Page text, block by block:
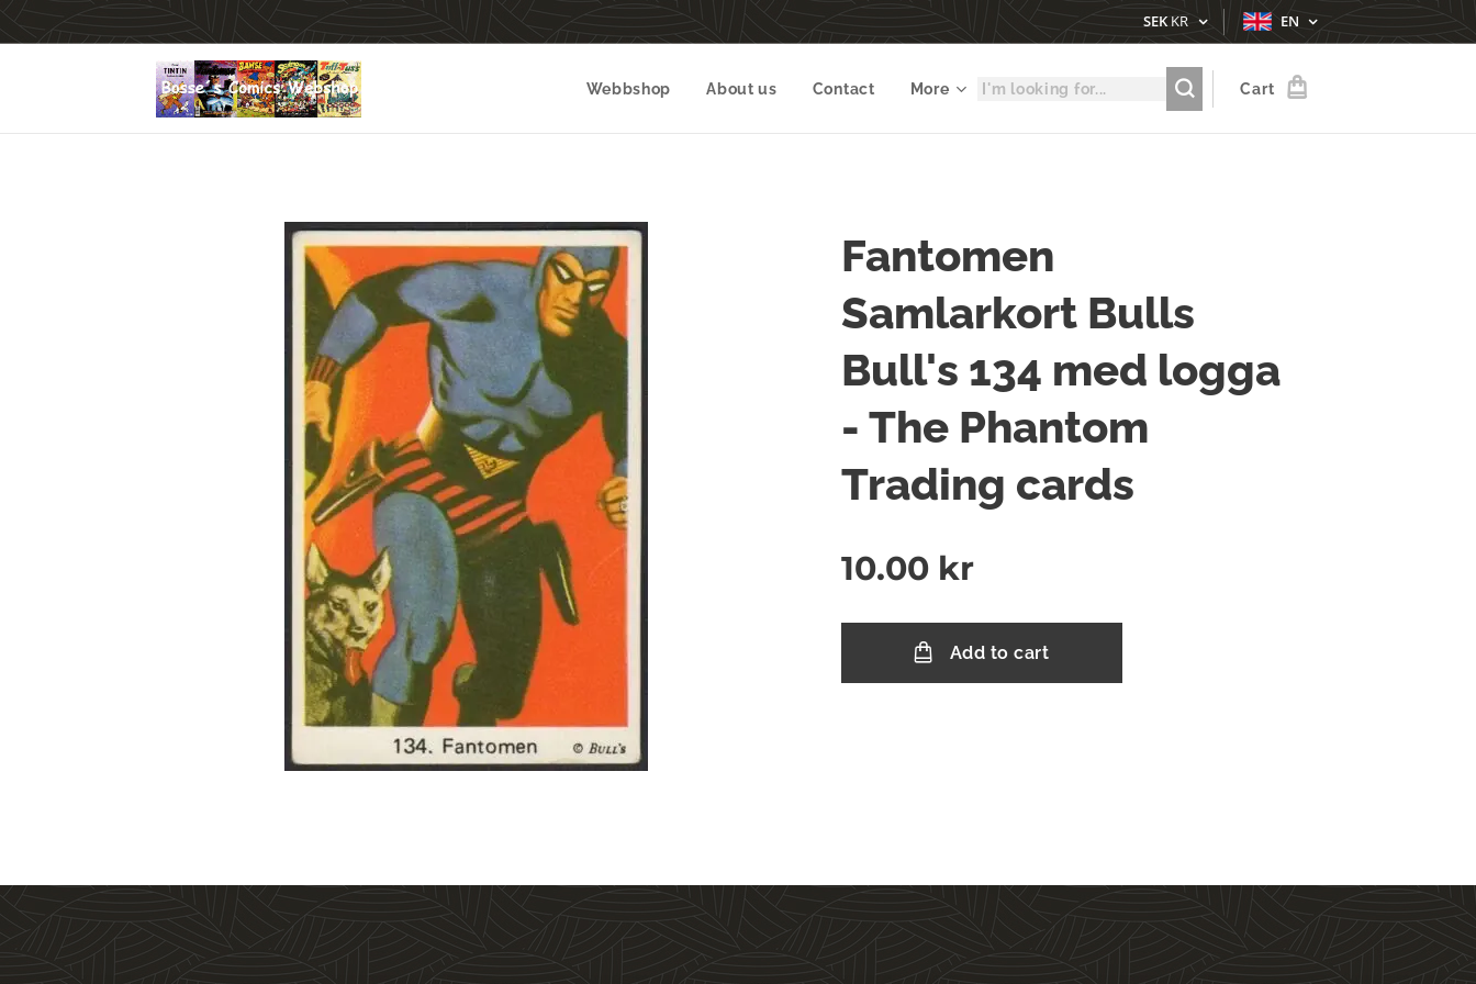
SEKKR EN
Webbshop About us Contact More Cart
Fantomen
Samlarkort Bulls
Bull's 134 med logga
- The Phantom
Trading cards
10.00 kr
Add to cart